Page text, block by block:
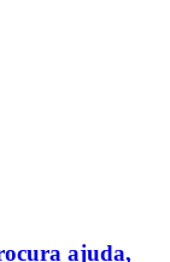
ajuda,